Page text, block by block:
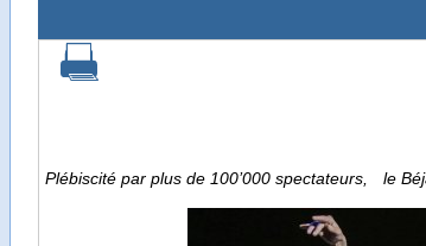
Plébiscité par plus de 100’000 spectateurs, le